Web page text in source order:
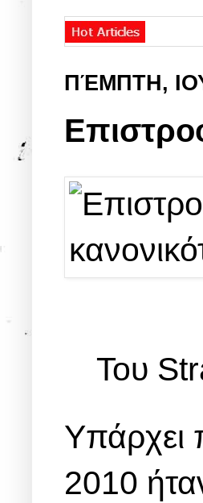
ΠΈΜΠΤΗ,
Του
Υπάρχει
2010